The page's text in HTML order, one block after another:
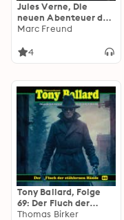
Jules Verne, Die
neuen Abenteuer des
Phileas Fogg, Folge
Skelette
Marc Freund
4
Tony Ballard, Folge
69: Der Fluch der
stählernen Hände
Thomas Birker